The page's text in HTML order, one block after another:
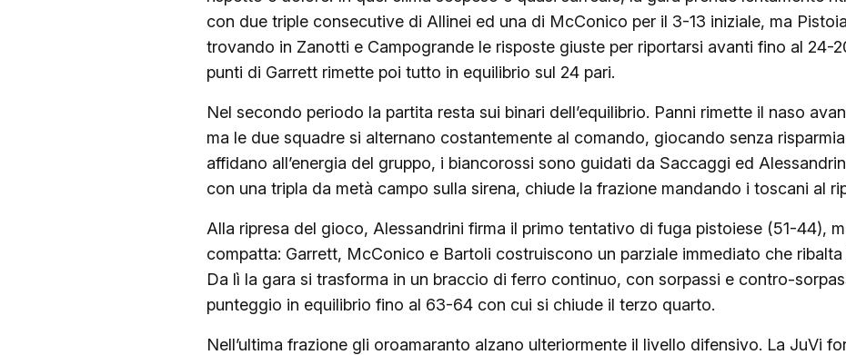
con due triple consecutive di Allinei ed una di McConico per il 3-13 iniziale, ma
trovando in Zanotti e Campogrande le risposte giuste per riportarsi avanti fino al 24-
punti di Garrett rimette poi tutto in equilibrio sul 24 pari.
Nel secondo periodo la partita resta sui binari dell’equilibrio. Panni rimette il naso
ma le due squadre si alternano costantemente al comando, giocando senza
affidano all’energia del gruppo, i biancorossi sono guidati da Saccaggi ed
con una tripla da metà campo sulla sirena, chiude la frazione mandando i toscani al
Alla ripresa del gioco, Alessandrini firma il primo tentativo di fuga pistoiese (51-44),
compatta: Garrett, McConico e Bartoli costruiscono un parziale immediato che
Da lì la gara si trasforma in un braccio di ferro continuo, con sorpassi e contro-
punteggio in equilibrio fino al 63-64 con cui si chiude il terzo quarto.
Nell’ultima frazione gli oroamaranto alzano ulteriormente il livello difensivo. La JuVi